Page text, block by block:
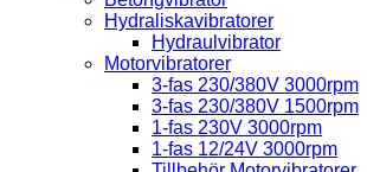
Hydraliskavibratorer
Hydraulvibrator
Motorvibratorer
3-fas 230/380V 3000rpm
3-fas 230/380V 1500rpm
1-fas 230V 3000rpm
1-fas 12/24V 3000rpm